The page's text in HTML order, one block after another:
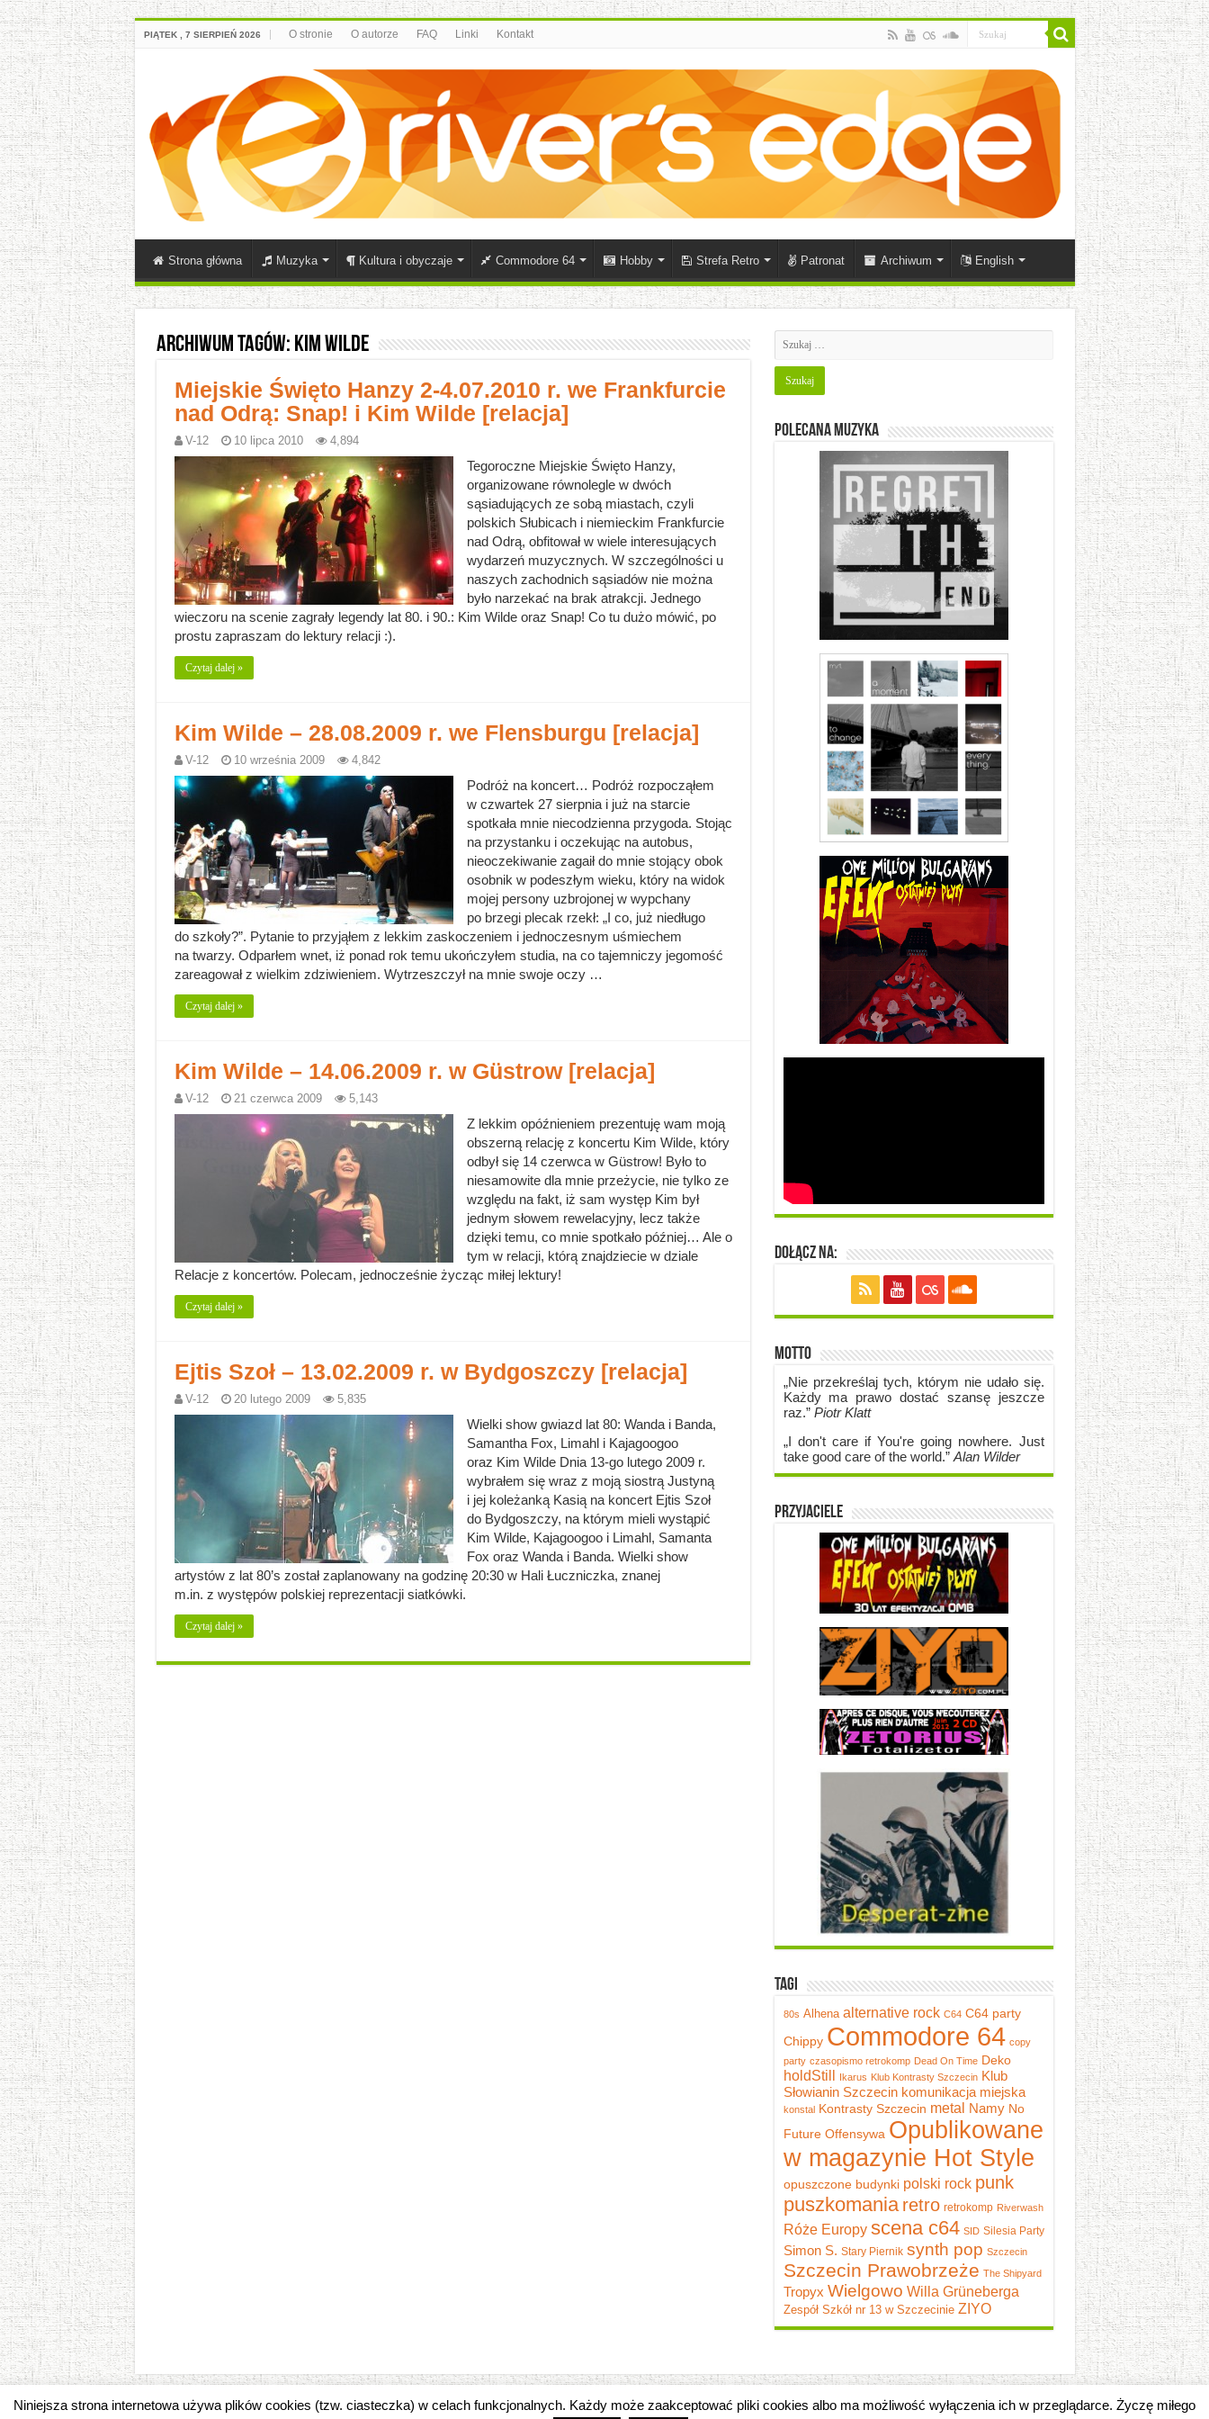
PIĄTEK , 7 SIERPIEŃ 2026 O stronie O autorze FAQ Linki Kontakt
Strona główna Muzyka Kultura i obyczaje Commodore 64 Hobby Strefa Retro Patronat Archiwum English
Archiwum tagów: Kim Wilde
Miejskie Święto Hanzy 2-4.07.2010 r. we Frankfurcie
nad Odrą: Snap! i Kim Wilde [relacja]
V-12 10 lipca 2010 4,894
Tegoroczne Miejskie Święto Hanzy,
organizowane równolegle w dwóch
sąsiadujących ze sobą miastach, czyli
polskich Słubicach i niemieckim Frankfurcie
nad Odrą, obfitował w wiele interesujących
wydarzeń muzycznych. W szczególności u
naszych zachodnich sąsiadów nie można
było narzekać na brak atrakcji. Jednego
wieczoru na scenie zagrały legendy lat 80. i 90.: Kim Wilde oraz Snap! Co tu dużo mówić, po
prostu zapraszam do lektury relacji :).
Czytaj dalej »
Kim Wilde – 28.08.2009 r. we Flensburgu [relacja]
V-12 10 września 2009 4,842
Podróż na koncert… Podróż rozpocząłem
w czwartek 27 sierpnia i już na starcie
spotkała mnie niecodzienna przygoda. Stojąc
na przystanku i oczekując na autobus,
nieoczekiwanie zagaił do mnie stojący obok
osobnik w podeszłym wieku, który na widok
mojej persony uzbrojonej w wypchany
po brzegi plecak rzekł: „I co, już niedługo
do szkoły?”. Pytanie to przyjąłem z lekkim zaskoczeniem i jednoczesnym uśmiechem
na twarzy. Odparłem wnet, iż ponad rok temu ukończyłem studia, na co tajemniczy jegomość
zareagował z wielkim zdziwieniem. Wytrzeszczył na mnie swoje oczy …
Czytaj dalej »
Kim Wilde – 14.06.2009 r. w Güstrow [relacja]
V-12 21 czerwca 2009 5,143
Z lekkim opóźnieniem prezentuję wam moją
obszerną relację z koncertu Kim Wilde, który
odbył się 14 czerwca w Güstrow! Było to
niesamowite dla mnie przeżycie, nie tylko ze
względu na fakt, iż sam występ Kim był
jednym słowem rewelacyjny, lecz także
dzięki temu, co mnie spotkało później… Ale o
tym w relacji, którą znajdziecie w dziale
Relacje z koncertów. Polecam, jednocześnie życząc miłej lektury!
Czytaj dalej »
Ejtis Szoł – 13.02.2009 r. w Bydgoszczy [relacja]
V-12 20 lutego 2009 5,835
Wielki show gwiazd lat 80: Wanda i Banda,
Samantha Fox, Limahl i Kajagoogoo
oraz Kim Wilde Dnia 13-go lutego 2009 r.
wybrałem się wraz z moją siostrą Justyną
i jej koleżanką Kasią na koncert Ejtis Szoł
do Bydgoszczy, na którym mieli wystąpić
Kim Wilde, Kajagoogoo i Limahl, Samanta
Fox oraz Wanda i Banda. Wielki show
artystów z lat 80’s został zaplanowany na godzinę 20:30 w Hali Łuczniczka, znanej
m.in. z występów polskiej reprezentacji siatkówki.
Czytaj dalej »
Polecana muzyka
Dołącz na:
Motto
„Nie przekreślaj tych, którym nie udało się.
Każdy ma prawo dostać szansę jeszcze
raz.” Piotr Klatt
„I don't care if You're going nowhere. Just
take good care of the world.” Alan Wilder
Przyjaciele
Tagi
80s Alhena alternative rock C64 C64 party
Chippy Commodore 64 copy
party czasopismo retrokomp Dead On Time Deko
holdStill Ikarus Klub Kontrasty Szczecin Klub
Słowianin Szczecin komunikacja miejska
konstal Kontrasty Szczecin metal Namy No
Future Offensywa Opublikowane
w magazynie Hot Style
opuszczone budynki polski rock punk
puszkomania retro retrokomp Riverwash
Róże Europy scena c64 SID Silesia Party
Simon S. Stary Piernik synth pop Szczecin
Szczecin Prawobrzeże The Shipyard
Tropyx Wielgowo Willa Grüneberga
Zespół Szkół nr 13 w Szczecinie ZIYO
Niniejsza strona internetowa używa plików cookies (tzw. ciasteczka) w celach funkcjonalnych. Każdy może zaakceptować pliki cookies albo ma możliwość wyłączenia ich w przeglądarce. Życzę miłego